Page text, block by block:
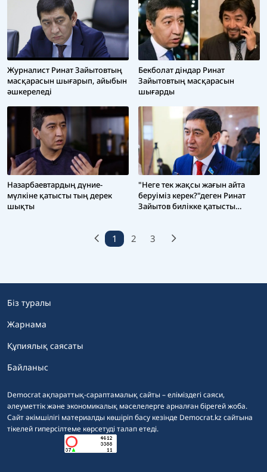
Журналист Ринат Зайытовтың
масқарасын шығарып, айыбын
әшкереледі
Бекболат діндар Ринат
Зайытовтың масқарасын
шығарды
Назарбаевтардың дүние-
мүлкіне қатысты тың дерек
шықты
"Неге тек жақсы жағын айта
беруіміз керек?"деген Ринат
Зайытов билікке қатысты
1 2 3
Democrat ақпараттық-сараптамалық сайты – еліміздегі саяси,
әлеуметтік және экономикалық мәселелерге арналған бірегей жоба.
Сайт әкімшілігі материалды көшіріп басу кезінде Democrat.kz сайтына
тікелей гиперсілтеме көрсетуді талап етеді.
Біз туралы
Жарнама
Құпиялық саясаты
Байланыс